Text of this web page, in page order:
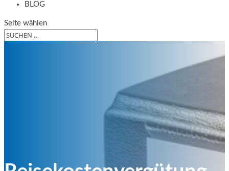
BLOG
Seite wählen